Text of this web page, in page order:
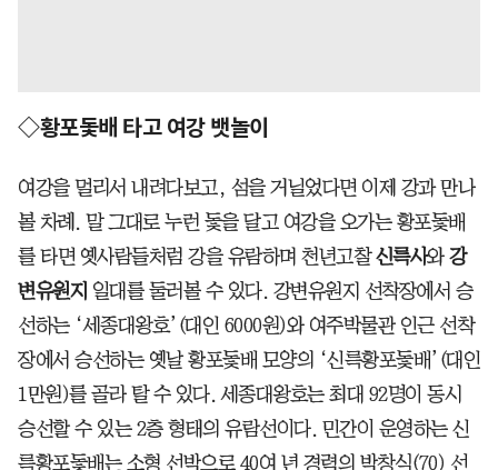
◇황포돛배 타고 여강 뱃놀이
여강을 멀리서 내려다보고, 섬을 거닐었다면 이제 강과 만나
볼 차례. 말 그대로 누런 돛을 달고 여강을 오가는 황포돛배
를 타면 옛사람들처럼 강을 유람하며 천년고찰신륵사와 강
변유원지 일대를 둘러볼 수 있다. 강변유원지 선착장에서 승
선하는 ‘세종대왕호’(대인 6000원)와 여주박물관 인근 선착
장에서 승선하는 옛날 황포돛배 모양의 ‘신륵황포돛배’(대인
1만원)를 골라 탈 수 있다. 세종대왕호는 최대 92명이 동시
승선할 수 있는 2층 형태의 유람선이다. 민간이 운영하는 신
륵황포돛배는 소형 선박으로 40여 년 경력의 박창식(70) 선